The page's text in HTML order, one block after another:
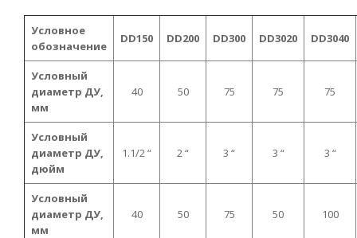
Условное
обозначение
DD150 DD200 DD300 DD3020 DD3040
Условный
диаметр ДУ,
мм
40 50 75 75 75
Условный
диаметр ДУ,
дюйм
1.1/2 “ 2 “ 3 “ 3 “ 3 “
Условный
диаметр ДУ,
мм
40 50 75 50 100